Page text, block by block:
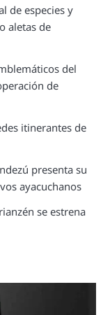
de especies y
aletas de
del
de
itinerantes de
presenta su
ayacuchanos
se estrena